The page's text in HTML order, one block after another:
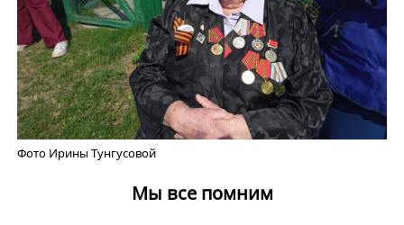
Фото Ирины Тунгусовой
Мы все помним